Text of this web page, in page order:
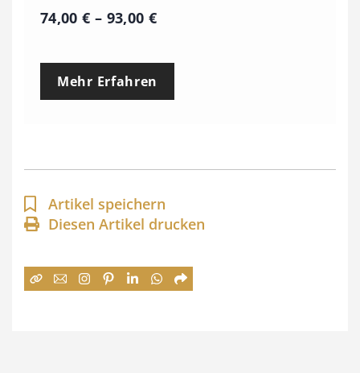
74,00€ – 93,00 €P
e
p
a
n
e
Mehr Erfahren
Artikel speichern
Diesen Artikel drucken